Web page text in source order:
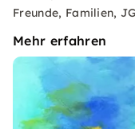
Freunde, Familien,
Mehr erfahren